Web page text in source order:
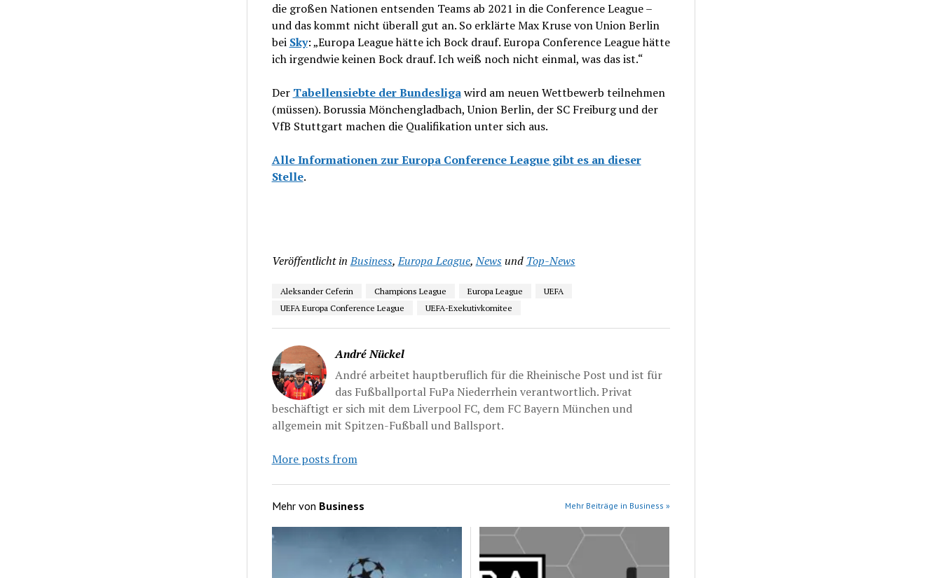
die großen Nationen entsenden Teams ab 2021 in die Conference League –
und das kommt nicht überall gut an. So erklärte Max Kruse von Union Berlin
bei Sky: „Europa League hätte ich Bock drauf. Europa Conference League hätte
ich irgendwie keinen Bock drauf. Ich weiß noch nicht einmal, was das ist.“
Der Tabellensiebte der Bundesligawird am neuen Wettbewerb teilnehmen
(müssen). Borussia Mönchengladbach, Union Berlin, der SC Freiburg und der
VfB Stuttgart machen die Qualifikation unter sich aus.
Alle Informationen zur Europa Conference League gibt es an dieser
Stelle.
Veröffentlicht in Business,Europa League,Newsund Top-News
Aleksander Ceferin Champions League Europa League
UEFA
UEFA Europa Conference League
UEFA-Exekutivkomitee
André Nückel
André arbeitet hauptberuflich für die Rheinische Post und ist für
das Fußballportal FuPa Niederrhein verantwortlich. Privat
beschäftigt er sich mit dem Liverpool FC, dem FC Bayern München und
allgemein mit Spitzen-Fußball und Ballsport.
More posts from
Mehr von Business Mehr Beiträge in Business »